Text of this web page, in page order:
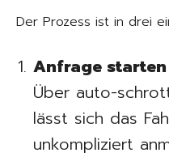
Der Prozess ist in drei
Anfrage starten
Über auto-
lässt sich das
unkompliziert